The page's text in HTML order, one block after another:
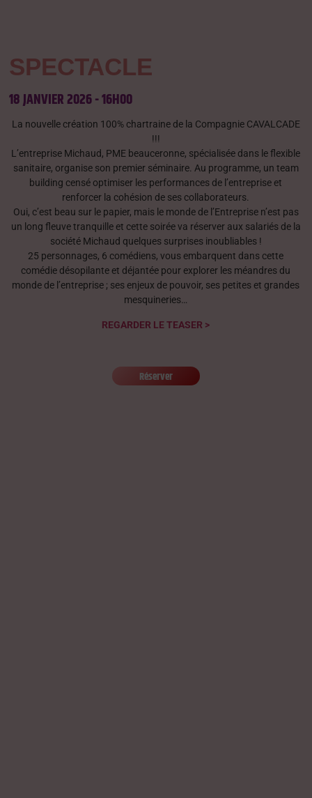
SPECTACLE
18 JANVIER 2026-16H00
La nouvelle création 100% chartraine de la Compagnie CAVALCADE
!!!
L’entreprise Michaud, PME beauceronne, spécialisée dans le flexible
sanitaire, organise son premier séminaire. Au programme, un team
building censé optimiser les performances de l’entreprise et
renforcer la cohésion de ses collaborateurs.
Oui, c’est beau sur le papier, mais le monde de l’Entreprise n’est pas
un long fleuve tranquille et cette soirée va réserver aux salariés de la
société Michaud quelques surprises inoubliables !
25 personnages, 6 comédiens, vous embarquent dans cette
comédie désopilante et déjantée pour explorer les méandres du
monde de l’entreprise ; ses enjeux de pouvoir, ses petites et grandes
mesquineries…
REGARDER LE TEASER >
Réserver